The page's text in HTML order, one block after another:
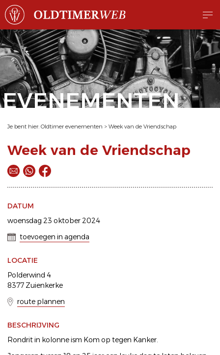
EVENEMENTEN
Je bent hier: Oldtimer evenementen > Week van de Vriendschap
Week van de Vriendschap
DATUM
woensdag 23 oktober 2024
toevoegen in agenda
LOCATIE
Polderwind 4
8377 Zuienkerke
route plannen
BESCHRIJVING
Rondrit in kolonne ism Kom op tegen Kanker.